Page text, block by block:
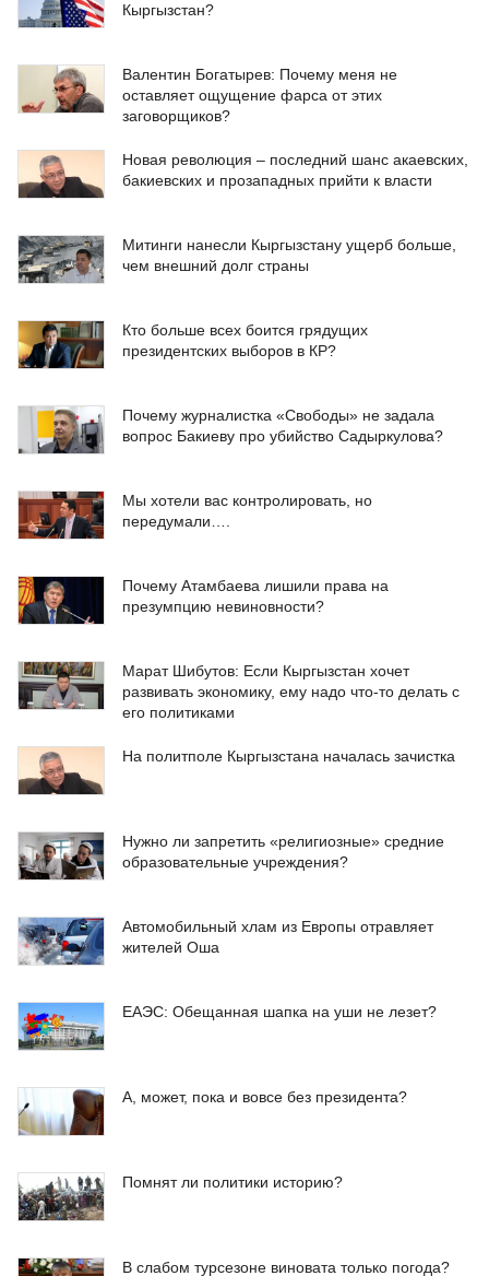
Кыргызстан?
Валентин Богатырев: Почему меня не
оставляет ощущение фарса от этих
заговорщиков?
Новая революция – последний шанс акаевских,
бакиевских и прозападных прийти к власти
Митинги нанесли Кыргызстану ущерб больше,
чем внешний долг страны
Кто больше всех боится грядущих
президентских выборов в КР?
Почему журналистка «Свободы» не задала
вопрос Бакиеву про убийство Садыркулова?
Мы хотели вас контролировать, но
передумали….
Почему Атамбаева лишили права на
презумпцию невиновности?
Марат Шибутов: Если Кыргызстан хочет
развивать экономику, ему надо что-то делать с
его политиками
На политполе Кыргызстана началась зачистка
Нужно ли запретить «религиозные» средние
образовательные учреждения?
Автомобильный хлам из Европы отравляет
жителей Оша
ЕАЭС: Обещанная шапка на уши не лезет?
А, может, пока и вовсе без президента?
Помнят ли политики историю?
В слабом турсезоне виновата только погода?